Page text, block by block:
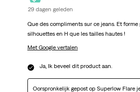
29 dagen geleden
Que des compliments sur ce jeans. Et
silhouettes en H que les tailles hautes !
Met Google vertalen
Ja, Ik beveel dit product aan.
Oorspronkelijk gepost op Superlow Flare